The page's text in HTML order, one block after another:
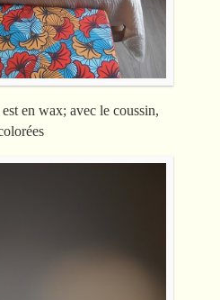
en wax; avec le coussin,